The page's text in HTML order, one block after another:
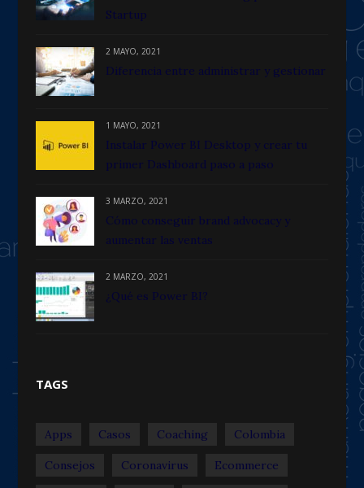
Startup
2 MAYO, 2021
Diferencia entre administrar y gestionar
1 MAYO, 2021
Instalar Power BI Desktop y crear tu
primer Dashboard paso a paso
3 MARZO, 2021
Cómo conseguir brand advocacy y
aumentar las ventas
2 MARZO, 2021
¿Qué es Power BI?
TAGS
Apps Casos Coaching Colombia
Consejos Coronavirus Ecommerce